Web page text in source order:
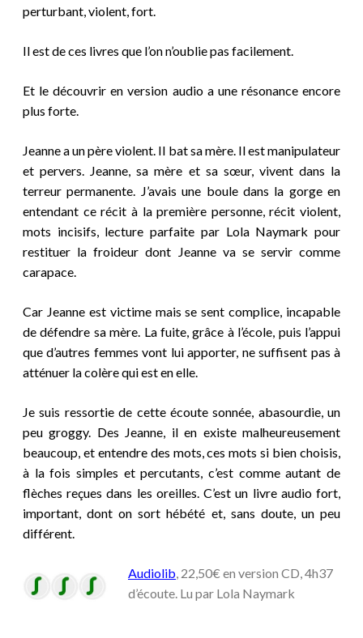
perturbant, violent, fort.
Il est de ces livres que l’on n’oublie pas facilement.
Et le découvrir en version audio a une résonance encore
plus forte.
Jeanne a un père violent. Il bat sa mère. Il est manipulateur
et pervers. Jeanne, sa mère et sa sœur, vivent dans la
terreur permanente. J’avais une boule dans la gorge en
entendant ce récit à la première personne, récit violent,
mots incisifs, lecture parfaite par Lola Naymark pour
restituer la froideur dont Jeanne va se servir comme
carapace.
Car Jeanne est victime mais se sent complice, incapable
de défendre sa mère. La fuite, grâce à l’école, puis l’appui
que d’autres femmes vont lui apporter, ne suffisent pas à
atténuer la colère qui est en elle.
Je suis ressortie de cette écoute sonnée, abasourdie, un
peu groggy. Des Jeanne, il en existe malheureusement
beaucoup, et entendre des mots, ces mots si bien choisis,
à la fois simples et percutants, c’est comme autant de
flèches reçues dans les oreilles. C’est un livre audio fort,
important, dont on sort hébété et, sans doute, un peu
différent.
Audiolib , 22,50€ en version CD, 4h37
d’écoute. Lu par Lola Naymark